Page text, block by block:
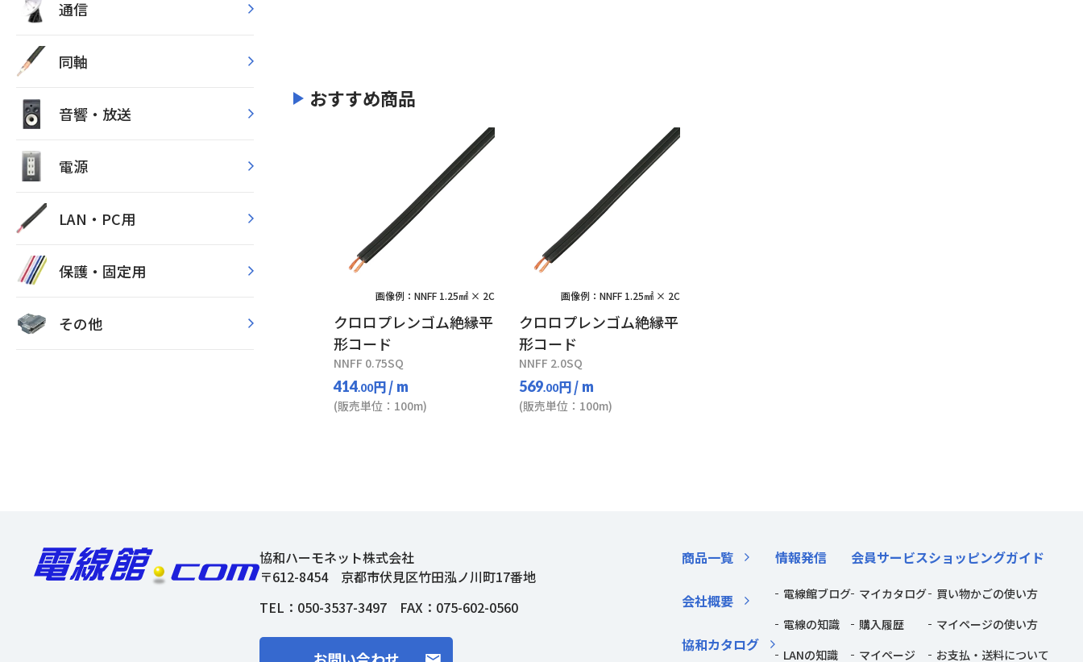
通信
同軸
音響・放送
電源
LAN・PC用
保護・固定用
その他
おすすめ商品
画像例：NNFF 1.25㎟ × 2C
クロロプレンゴム絶縁平
形コード
NNFF 0.75SQ
414.00円/ m
(販売単位：100m)
画像例：NNFF 1.25㎟ × 2C
クロロプレンゴム絶縁平
形コード
NNFF 2.0SQ
569.00円/ m
(販売単位：100m)
協和ハーモネット株式会社
〒612-8454 京都市伏見区竹田泓ノ川町17番地
TEL： 050-3537-3497 FAX：075-602-0560
商品一覧
会社概要
協和カタログ
情報発信
電線館ブログ
電線の知識
LANの知識
会員サービス
マイカタログ
購入履歴
マイページ
ショッピングガイド
買い物かごの使い方
マイページの使い方
お支払・送料について